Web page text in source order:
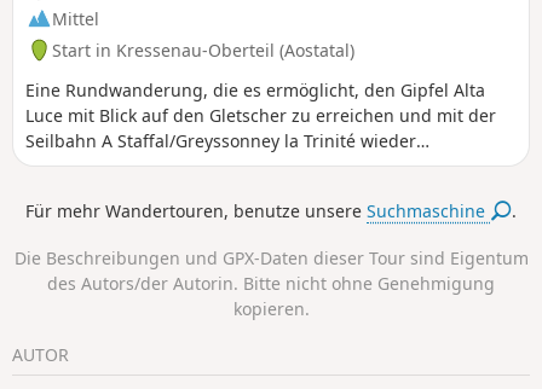
Mittel
Start in Kressenau-Oberteil (Aostatal)
Eine Rundwanderung, die es ermöglicht, den Gipfel Alta
Luce mit Blick auf den Gletscher zu erreichen und mit der
Seilbahn A Staffal/Greyssonney la Trinité wieder
hinunterzugehen. Die Strecke ist sehr gut ausgeschildert:
wieder zum Pass hinunterzusteigen und den 6b bis zur
zurückbringt.
Für mehr Wandertouren, benutze unsereSuchmaschine .
Die Beschreibungen und GPX-Daten dieser Tour sind Eigentum
des Autors/der Autorin. Bitte nicht ohne Genehmigung
kopieren.
AUTOR